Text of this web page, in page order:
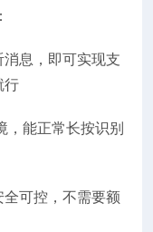
息，即可实现支
行
，能正常长按识别
可控，不需要额